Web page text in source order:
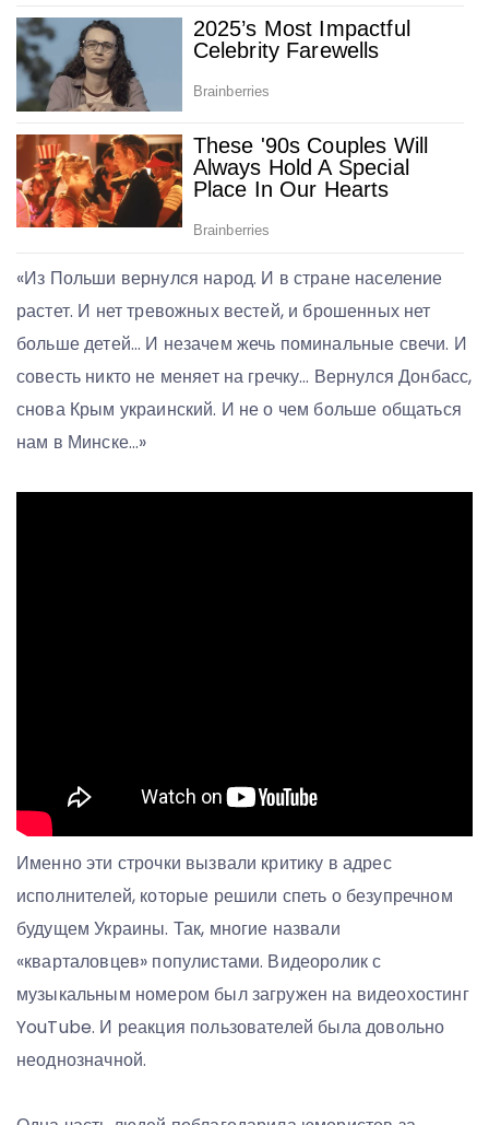
«Из Польши вернулся народ. И в стране население
растет. И нет тревожных вестей, и брошенных нет
больше детей… И незачем жечь поминальные свечи. И
совесть никто не меняет на гречку… Вернулся Донбасс,
снова Крым украинский. И не о чем больше общаться
нам в Минске…»
Именно эти строчки вызвали критику в адрес
исполнителей, которые решили спеть о безупречном
будущем Украины. Так, многие назвали
«кварталовцев» популистами. Видеоролик с
музыкальным номером был загружен на видеохостинг
YouTube. И реакция пользователей была довольно
неоднозначной.